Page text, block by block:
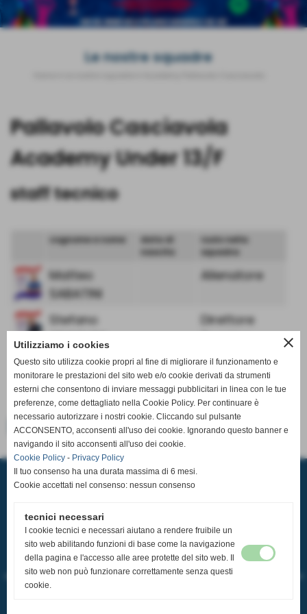
Le nostre squadre
Pallavolo Casciavola
Academy Under 13/F
staff tecnico
cognome e nome
data di
nascita
ruolo nella
squadra
Matteo
SABATINI
Allenatore
Stefano
CECCHINI
Direttore
<< precedente successivo >>
Via Tosco Romagnola,2480, 56023 - Cascina (Pisa)
P.I. 02185350507 C.F 93084600506
email:
ufficio stampa: ufficiostampa@pallavolocasciavola.it -352 0071268
Tutti i diritti sono riservati e soggetti a copyright.
L'utilizzo delle immagini deve essere esplicitamente richiesto a:
ufficiostampa@pallavolocasciavola.itche deve rilasciare il consenso scritto all'uso
L'utilizzo del contenuto scritto è riproducibile citando la fonte solo se si tratta di
close
Utilizziamo i cookies
Questo sito utilizza cookie propri al fine di migliorare il funzionamento e
monitorare le prestazioni del sito web e/o cookie derivati da strumenti
esterni che consentono di inviare messaggi pubblicitari in linea con le tue
preferenze, come dettagliato nella Cookie Policy. Per continuare è
necessario autorizzare i nostri cookie. Cliccando sul pulsante
ACCONSENTO, acconsenti all'uso dei cookie. Ignorando questo banner e
navigando il sito acconsenti all'uso dei cookie.
Cookie Policy - Privacy Policy
Il tuo consenso ha una durata massima di 6 mesi.
Cookie accettati nel consenso: nessun consenso
tecnici necessari
I cookie tecnici e necessari aiutano a rendere fruibile un
sito web abilitando funzioni di base come la navigazione
della pagina e l'accesso alle aree protette del sito web. Il
sito web non può funzionare correttamente senza questi
cookie.